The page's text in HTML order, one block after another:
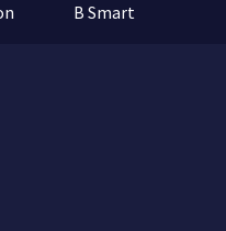
B Smart